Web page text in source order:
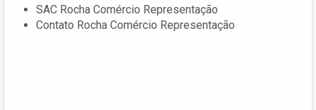
SAC Rocha Comércio Representação
Contato Rocha Comércio Representação